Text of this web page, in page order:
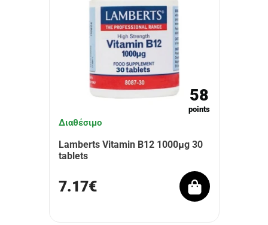
58
points
Διαθέσιμο
Lamberts Vitamin B12 1000μg 30
tablets
7.17€